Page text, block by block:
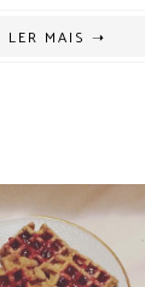
LER MAIS ➝